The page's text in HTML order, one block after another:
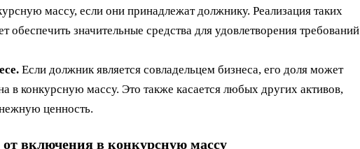
массу, если они принадлежат должнику. Реализация таких
обеспечить значительные средства для удовлетворения требований
Если должник является совладельцем бизнеса, его доля может
в конкурсную массу. Это также касается любых других активов,
ценность.
включения в конкурсную массу